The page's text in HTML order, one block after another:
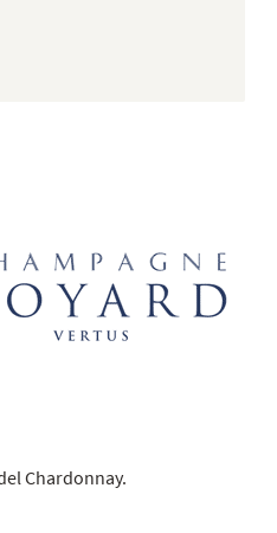
Chardonnay.